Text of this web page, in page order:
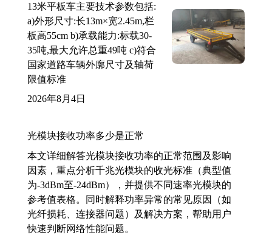
13米平板车主要技术参数包括:
a)外形尺寸:长13m×宽2.45m,栏
板高55cm b)承载能力:标载30-
35吨,最大允许总重49吨 c)符合
国家道路车辆外廓尺寸及轴荷
限值标准
2026年8月4日
光模块接收功率多少是正常
本文详细解答光模块接收功率的正常范围及影响
因素，重点分析千兆光模块的收光标准（典型值
为-3dBm至-24dBm），并提供不同速率光模块的
参考值表格。同时解释功率异常的常见原因（如
光纤损耗、连接器问题）及解决方案，帮助用户
快速判断网络性能问题。